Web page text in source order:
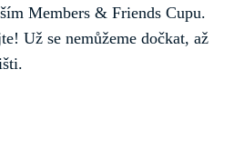
Members & Friends Cupu.
Už se nemůžeme dočkat, až